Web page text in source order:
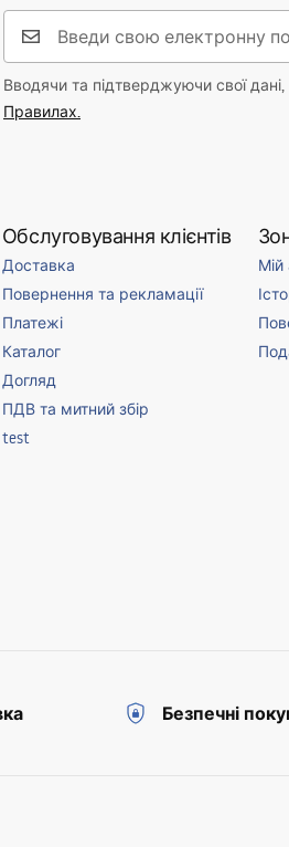
Вводячи та підтверджуючи свої
Правилах.
Обслуговування клієнтів
Доставка
Повернення та рекламації
Платежі
Каталог
Догляд
ПДВ та митний збір
test
Мій
Безпечні